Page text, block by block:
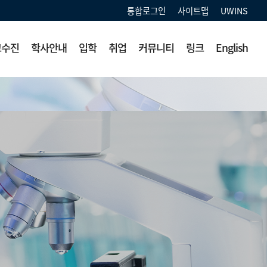
통합로그인 사이트맵 UWINS
진 학사안내 입학 취업 커뮤니티 링크 English